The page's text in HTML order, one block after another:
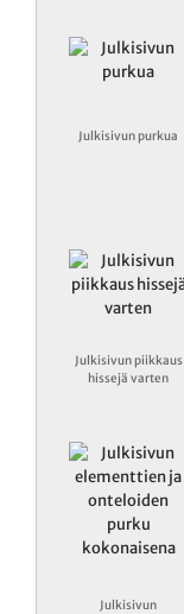
Julkisivun purkua
Julkisivun piikkaus
hissejä varten
Julkisivun